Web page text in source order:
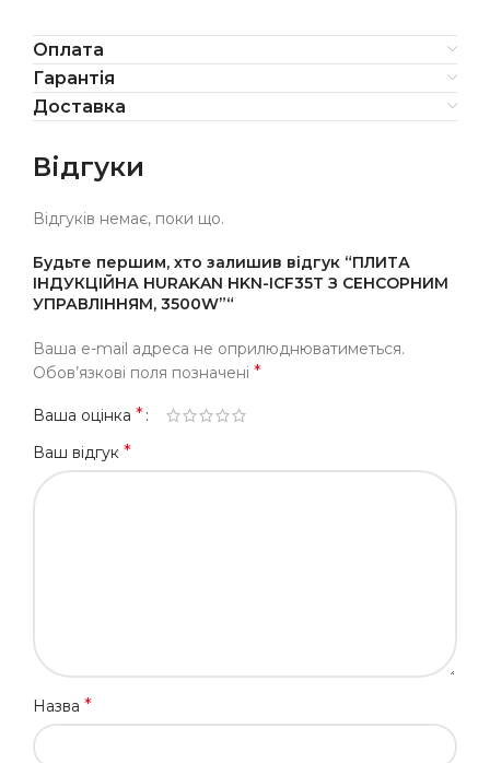
Оплата
Гарантія
Доставка
Відгуки
Відгуків немає, поки що.
Будьте першим, хто залишив відгук “ПЛИТА
ІНДУКЦІЙНА HURAKAN HKN-ICF35T З СЕНСОРНИМ
УПРАВЛІННЯМ, 3500W”“
Ваша e-mail адреса не оприлюднюватиметься.
Обов’язкові поля позначені *
Ваша оцінка *
Ваш відгук *
Назва *